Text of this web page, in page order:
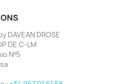
DAVEAN DROSE
DE C-LM
Nº5